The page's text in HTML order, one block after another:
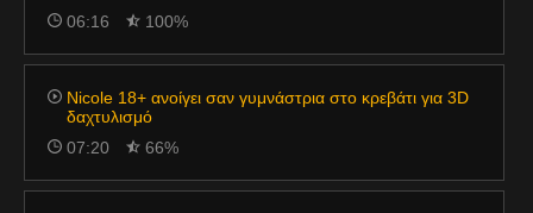
06:16
100%
Νicole 18+ ανοίγει σαν γυμνάστρια στο κρεβάτι για 3D
δαχτυλισμό
07:20
66%